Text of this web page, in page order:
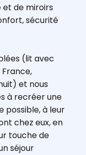
et de miroirs
sécurité
(lit avec
et nous
à recréer une
possible, à leur
chez eux, en
touche de
séjour